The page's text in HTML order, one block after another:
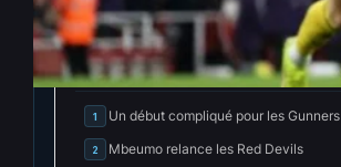
INDEX Cacher l'index
1 Un début compliqué pour les Gunners
2 Mbeumo relance les Red Devils